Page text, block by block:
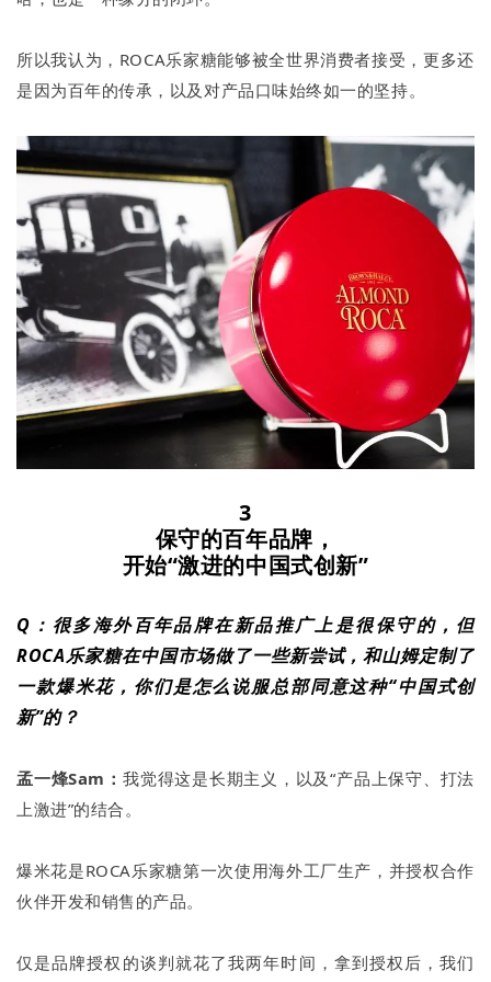
所以我认为，ROCA乐家糖能够被全世界消费者接受，更多还
是因为百年的传承，以及对产品口味始终如一的坚持。
3
保守的百年品牌，
开始“激进的中国式创新”
Q：很多海外百年品牌在新品推广上是很保守的，但
ROCA乐家糖在中国市场做了一些新尝试，和山姆定制了
一款爆米花，你们是怎么说服总部同意这种“中国式创
新”的？
孟一烽Sam： 我觉得这是长期主义，以及“产品上保守、打法
上激进”的结合。
爆米花是ROCA乐家糖第一次使用海外工厂生产，并授权合作
伙伴开发和销售的产品。
仅是品牌授权的谈判就花了我两年时间，拿到授权后，我们